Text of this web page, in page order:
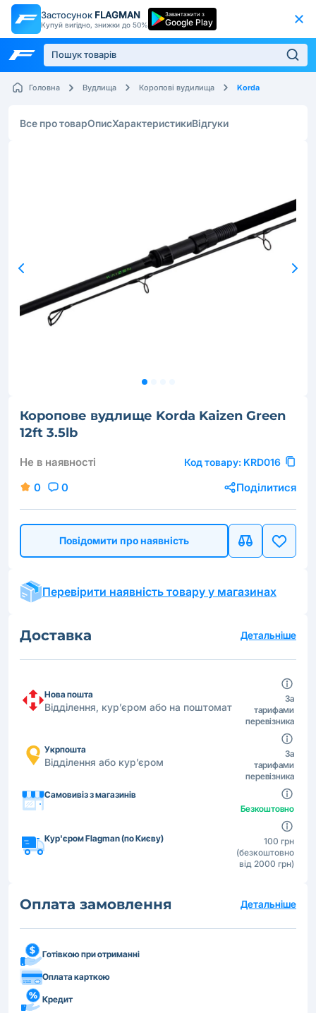
Застосунок FLAGMAN
Купуй вигідно, знижки до 50%
Завантажити з
Google Play
Головна Вудлища Коропові вудилища Korda
Все про товарОписХарактеристикиВідгуки
Коропове вудлище Korda Kaizen Green
12ft 3.5lb
Не в наявності Код товару: KRD016
0 0 Поділитися
Повідомити про наявність
Перевірити наявність товару у магазинах
Доставка Детальніше
Нова пошта
Відділення, кур’єром або на поштомат
За
тарифами
перевізника
Укрпошта
Відділення або кур’єром
За
тарифами
перевізника
Самовивіз з магазинів
Безкоштовно
Кур'єром Flagman (по Києву)
100 грн
(безкоштовно
від 2000 грн)
Оплата замовлення Детальніше
Готівкою при отриманні
Оплата карткою
Кредит